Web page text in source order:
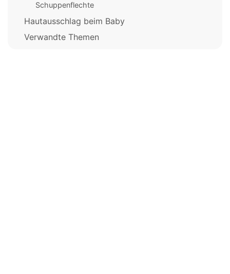
Schuppenflechte
Hautausschlag beim Baby
Verwandte Themen